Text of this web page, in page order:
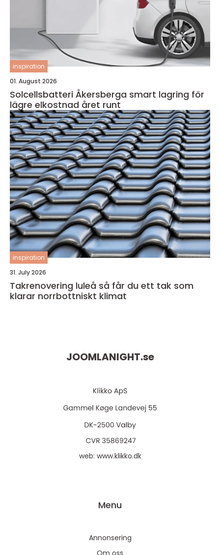
inspiration
01. August 2026
Solcellsbatteri Åkersberga smart lagring för
lägre elkostnad året runt
inspiration
31. July 2026
Takrenovering luleå så får du ett tak som
klarar norrbottniskt klimat
JOOMLANIGHT.se
web: www.klikko.dk
Menu
Annonsering
Om oss